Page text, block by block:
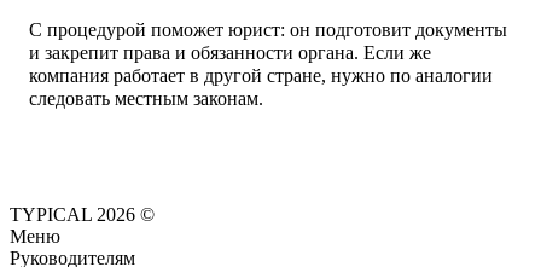
С процедурой поможет юрист: он подготовит документы
и закрепит права и обязанности органа. Если же
компания работает в другой стране, нужно по аналогии
следовать местным законам.
TYPICAL 2026 ©
Меню
Руководителям